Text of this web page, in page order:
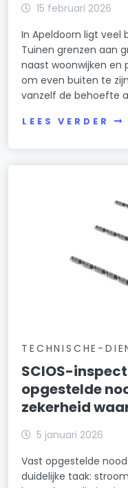
15 februari 2026
In Apeldoorn ligt veel
Tuinen grenzen aan
naast woonwijken en
om even buiten te
vanzelf de behoefte
LEES VERDER
TECHNISCHE-
SCIOS-
opgestelde
zekerheid
5 januari 2026
Vast opgestelde
duidelijke taak: